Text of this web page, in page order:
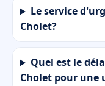
Le service
Cholet?
Quel est le
Cholet pour une